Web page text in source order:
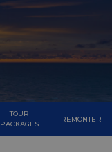
TOUR
PACKAGES
REMONTER